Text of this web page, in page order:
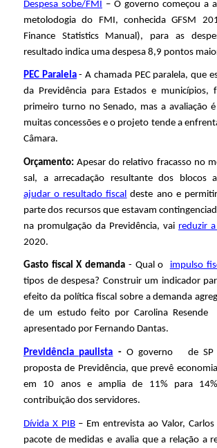
Despesa sobe/FMI – O governo começou a
metolodogia do FMI, conhecida GFSM
Finance Statistics Manual), para as
resultado indica uma despesa 8,9 pontos
PEC Paralela - A chamada PEC paralela, que
da Previdência para Estados e municípios,
primeiro turno no Senado, mas a avaliação
muitas concessões e o projeto tende a
Câmara.
Orçamento: Apesar do relativo fracasso no
sal, a arrecadação resultante dos blocos
ajudar o resultado fiscal deste ano e
parte dos recursos que estavam
na promulgação da Previdência, vai reduzir
2020.
Gasto fiscal X demanda - Qual o impulso
tipos de despesa? Construir um indicador
efeito da política fiscal sobre a demanda
de um estudo feito por Carolina Resende
apresentado por Fernando Dantas.
Previdência paulista - O governo de SP
proposta de Previdência, que prevê
em 10 anos e amplia de 11% para
contribuição dos servidores.
Dívida X PIB– Em entrevista ao Valor, Carlos
pacote de medidas e avalia que a relação a